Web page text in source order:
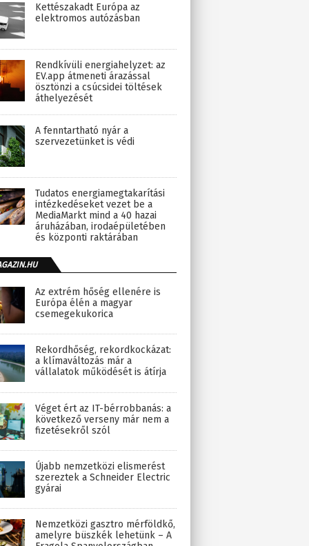
Kettészakadt Európa az
elektromos autózásban
Rendkívüli energiahelyzet: az
EV.app átmeneti árazással
ösztönzi a csúcsidei töltések
áthelyezését
A fenntartható nyár a
szervezetünket is védi
Tudatos energiamegtakarítási
intézkedéseket vezet be a
MediaMarkt mind a 40 hazai
áruházában, irodaépületében
és központi raktárában
Az extrém hőség ellenére is
Európa élén a magyar
csemegekukorica
Rekordhőség, rekordkockázat:
a klímaváltozás már a
vállalatok működését is átírja
Véget ért az IT-bérrobbanás: a
következő verseny már nem a
fizetésekről szól
Újabb nemzetközi elismerést
szereztek a Schneider Electric
gyárai
Nemzetközi gasztro mérföldkő,
amelyre büszkék lehetünk – A